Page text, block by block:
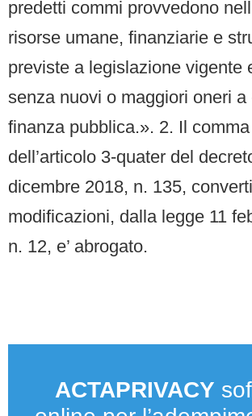
predetti commi provvedono
risorse umane, finanziarie e
previste a legislazione vigente
senza nuovi o maggiori oneri
finanza pubblica.». 2. Il
dell’articolo 3-quater del
dicembre 2018, n. 135,
modificazioni, dalla legge 11
n. 12, e’ abrogato.
ACTAPRIVACY